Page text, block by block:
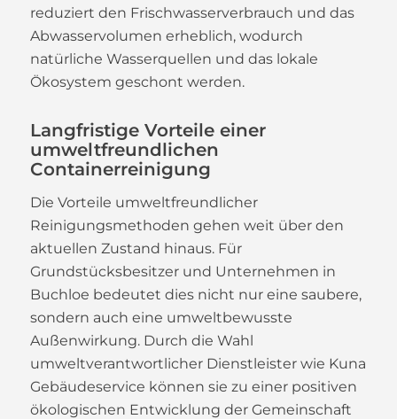
reduziert den Frischwasserverbrauch und das
Abwasservolumen erheblich, wodurch
natürliche Wasserquellen und das lokale
Ökosystem geschont werden.
Langfristige Vorteile einer
umweltfreundlichen
Containerreinigung
Die Vorteile umweltfreundlicher
Reinigungsmethoden gehen weit über den
aktuellen Zustand hinaus. Für
Grundstücksbesitzer und Unternehmen in
Buchloe bedeutet dies nicht nur eine saubere,
sondern auch eine umweltbewusste
Außenwirkung. Durch die Wahl
umweltverantwortlicher Dienstleister wie Kuna
Gebäudeservice können sie zu einer positiven
ökologischen Entwicklung der Gemeinschaft